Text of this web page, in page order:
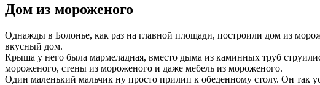
Дом из мороженого
Однажды в Болонье, как раз на главной площади, построили дом из
вкусный дом.
Крыша у него была мармеладная, вместо дыма из каминных труб
мороженого, стены из мороженого и даже мебель из мороженого.
Один маленький мальчик ну просто прилип к обеденному столу. Он так